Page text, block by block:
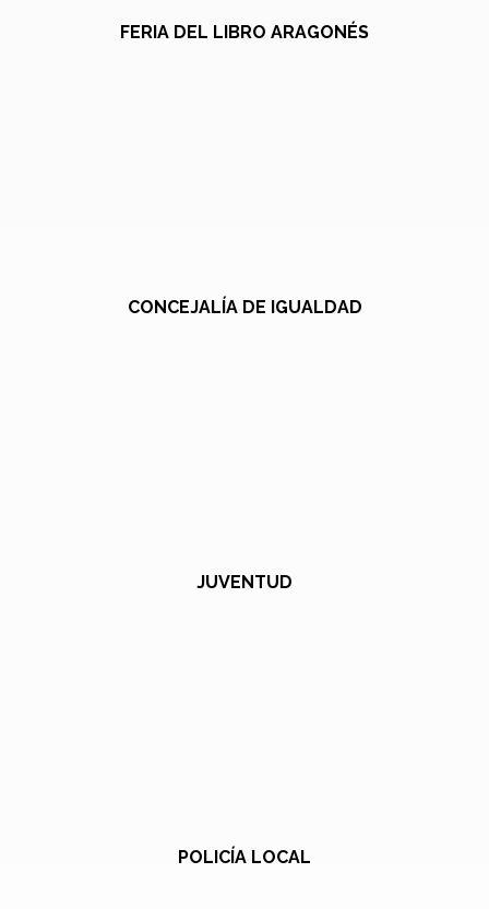
FERIA DEL LIBRO ARAGONÉS
CONCEJALÍA DE IGUALDAD
JUVENTUD
POLICÍA LOCAL